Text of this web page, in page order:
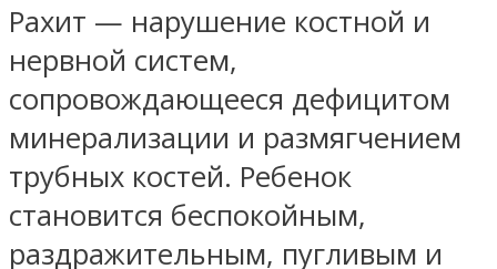
Рахит — нарушение костной и
нервной систем,
сопровождающееся дефицитом
минерализации и размягчением
трубных костей. Ребенок
становится беспокойным,
раздражительным, пугливым и